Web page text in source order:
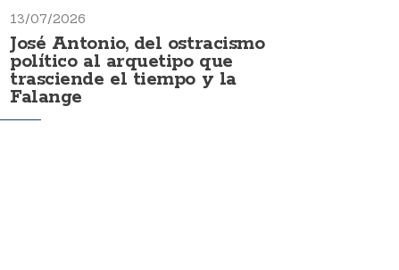
13/07/2026
José Antonio, del ostracismo
político al arquetipo que
trasciende el tiempo y la
Falange